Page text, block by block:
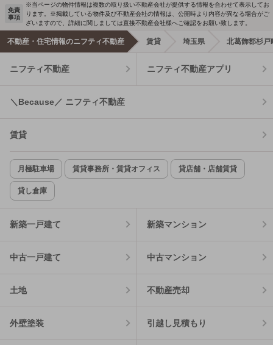
免責
事項
※当ページの物件情報は複数の取り扱い不動産会社が提供する情報を合わせて表示してお
ります。※掲載している物件及び不動産会社の情報は、公開時より内容が異なる場合がご
ざいますので、詳細に関しましては直接不動産会社様へご確認をお願い致します。
不動産・住宅情報のニフティ不動産 賃貸 埼玉県 北葛飾郡杉戸
ニフティ不動産 ニフティ不動産アプリ
＼Because／ ニフティ不動産
賃貸
月極駐車場 賃貸事務所・賃貸オフィス 貸店舗・店舗賃貸
貸し倉庫
新築一戸建て 新築マンション
中古一戸建て 中古マンション
土地 不動産売却
外壁塗装 引越し見積もり